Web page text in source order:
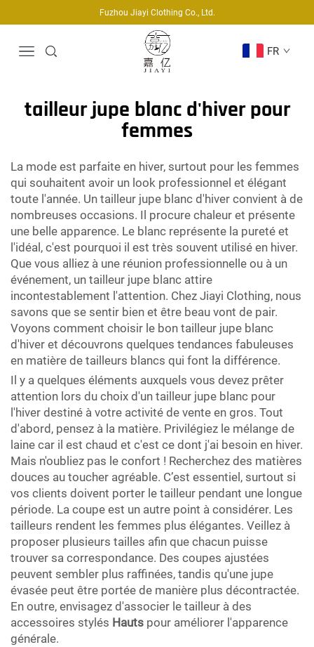
Fuzhou Jiayi Clothing Co., Ltd.
FR
tailleur jupe blanc d'hiver pour
femmes
La mode est parfaite en hiver, surtout pour les femmes
qui souhaitent avoir un look professionnel et élégant
toute l'année. Un tailleur jupe blanc d'hiver convient à de
nombreuses occasions. Il procure chaleur et présente
une belle apparence. Le blanc représente la pureté et
l'idéal, c'est pourquoi il est très souvent utilisé en hiver.
Que vous alliez à une réunion professionnelle ou à un
événement, un tailleur jupe blanc attire
incontestablement l'attention. Chez Jiayi Clothing, nous
savons que se sentir bien et être beau vont de pair.
Voyons comment choisir le bon tailleur jupe blanc
d'hiver et découvrons quelques tendances fabuleuses
en matière de tailleurs blancs qui font la différence.
Il y a quelques éléments auxquels vous devez prêter
attention lors du choix d'un tailleur jupe blanc pour
l'hiver destiné à votre activité de vente en gros. Tout
d'abord, pensez à la matière. Privilégiez le mélange de
laine car il est chaud et c'est ce dont j'ai besoin en hiver.
Mais n'oubliez pas le confort ! Recherchez des matières
douces au toucher agréable. C’est essentiel, surtout si
vos clients doivent porter le tailleur pendant une longue
période. La coupe est un autre point à considérer. Les
tailleurs rendent les femmes plus élégantes. Veillez à
proposer plusieurs tailles afin que chacun puisse
trouver sa correspondance. Des coupes ajustées
peuvent sembler plus raffinées, tandis qu'une jupe
évasée peut être portée de manière plus décontractée.
En outre, envisagez d'associer le tailleur à des
accessoires stylés Hauts pour améliorer l'apparence
générale.